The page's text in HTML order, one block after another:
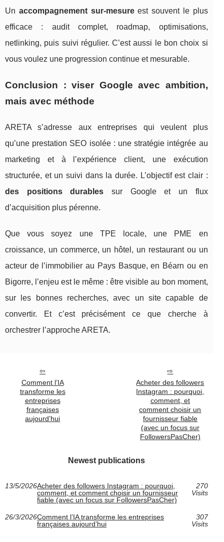
Un accompagnement sur-mesureest souvent le plus
efficace : audit complet, roadmap, optimisations,
netlinking, puis suivi régulier. C’est aussi le bon choix si
vous voulez une progression continue et mesurable.
Conclusion : viser Google avec ambition,
mais avec méthode
ARETA s’adresse aux entreprises qui veulent plus
qu’une prestation SEO isolée : une stratégie intégrée au
marketing et à l’expérience client, une exécution
structurée, et un suivi dans la durée. L’objectif est clair :
des positions durables sur Google et un flux
d’acquisition plus pérenne.
Que vous soyez une TPE locale, une PME en
croissance, un commerce, un hôtel, un restaurant ou un
acteur de l’immobilier au Pays Basque, en Béarn ou en
Bigorre, l’enjeu est le même : être visible au bon moment,
sur les bonnes recherches, avec un site capable de
convertir. Et c’est précisément ce que cherche à
orchestrer l’approche ARETA.
Comment l’IA
transforme les
entreprises
françaises
aujourd’hui
Acheter des followers
Instagram : pourquoi,
comment, et
comment choisir un
fournisseur fiable
(avec un focus sur
FollowersPasCher)
Newest publications
13/5/2026Acheter des followers Instagram : pourquoi,
comment, et comment choisir un fournisseur
fiable (avec un focus sur FollowersPasCher)
270
Visits
26/3/2026Comment l’IA transforme les entreprises
françaises aujourd’hui
307
Visits